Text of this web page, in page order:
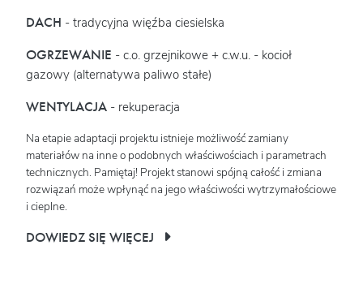
DACH - tradycyjna więźba ciesielska
OGRZEWANIE - c.o. grzejnikowe + c.w.u. - kocioł
gazowy (alternatywa paliwo stałe)
WENTYLACJA - rekuperacja
Na etapie adaptacji projektu istnieje możliwość zamiany
materiałów na inne o podobnych właściwościach i parametrach
technicznych. Pamiętaj! Projekt stanowi spójną całość i zmiana
rozwiązań może wpłynąć na jego właściwości wytrzymałościowe
i cieplne.
DOWIEDZ SIĘ WIĘCEJ